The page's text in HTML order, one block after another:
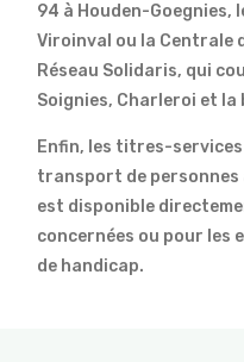
94 à Houden-Goegnies,
Viroinval ou la Centrale
Réseau Solidaris, qui
Soignies, Charleroi et
Enfin, les titres-
transport de personnes
est disponible
concernées ou pour les
de handicap.